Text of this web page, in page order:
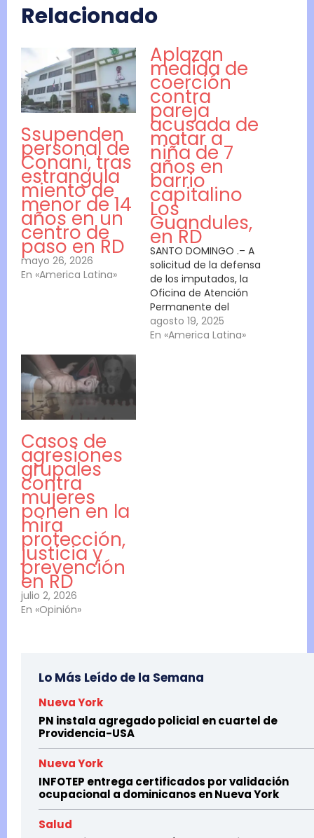
Relacionado
Ssupenden
personal de
Conani, tras
estrangula
miento de
menor de 14
años en un
centro de
paso en RD
mayo 26, 2026
En «America Latina»
Aplazan
medida de
coerción
contra
pareja
acusada de
matar a
niña de 7
años en
barrio
capitalino
Los
Guandules,
en RD
SANTO DOMINGO .– A
solicitud de la defensa
de los imputados, la
Oficina de Atención
Permanente del
Distrito Nacional aplazó
la audiencia de
agosto 19, 2025
En «America Latina»
Casos de
agresiones
grupales
contra
mujeres
ponen en la
mira
protección,
justicia y
prevención
en RD
julio 2, 2026
En «Opinión»
Lo Más Leído de la Semana
Nueva York
PN instala agregado policial en cuartel de
Providencia-USA
Nueva York
INFOTEP entrega certificados por validación
ocupacional a dominicanos en Nueva York
Salud